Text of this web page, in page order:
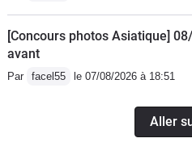
[Concours photos Asiatique]
avant
Par facel55 le 07/08/2026 à 18:51
Aller